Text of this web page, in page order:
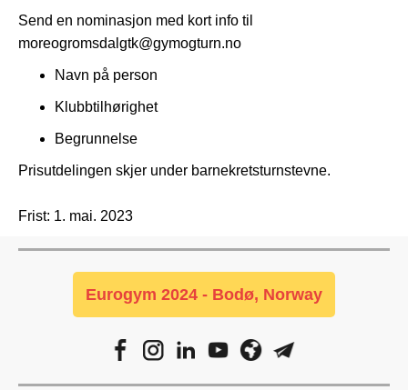
Send en nominasjon med kort info til
moreogromsdalgtk@gymogturn.no
Navn på person
Klubbtilhørighet
Begrunnelse
Prisutdelingen skjer under barnekretsturnstevne.
Frist: 1. mai. 2023
Eurogym 2024 - Bodø, Norway